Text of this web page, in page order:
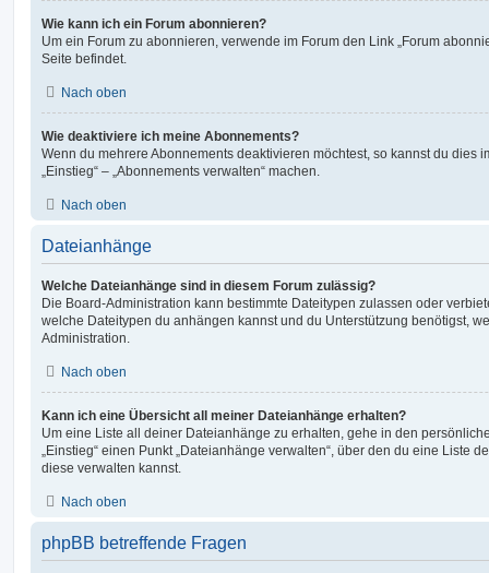
Wie kann ich ein Forum abonnieren?
Um ein Forum zu abonnieren, verwende im Forum den Link „Forum
Seite befindet.
Nach oben
Wie deaktiviere ich meine Abonnements?
Wenn du mehrere Abonnements deaktivieren möchtest, so kannst du dies
„Einstieg“ – „Abonnements verwalten“ machen.
Nach oben
Dateianhänge
Welche Dateianhänge sind in diesem Forum zulässig?
Die Board-Administration kann bestimmte Dateitypen zulassen oder
welche Dateitypen du anhängen kannst und du Unterstützung benötigst,
Administration.
Nach oben
Kann ich eine Übersicht all meiner Dateianhänge erhalten?
Um eine Liste all deiner Dateianhänge zu erhalten, gehe in den
„Einstieg“ einen Punkt „Dateianhänge verwalten“, über den du eine Liste
diese verwalten kannst.
Nach oben
phpBB betreffende Fragen